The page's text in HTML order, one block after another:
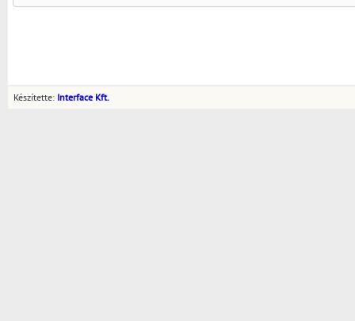
Készítette: Interface Kft.